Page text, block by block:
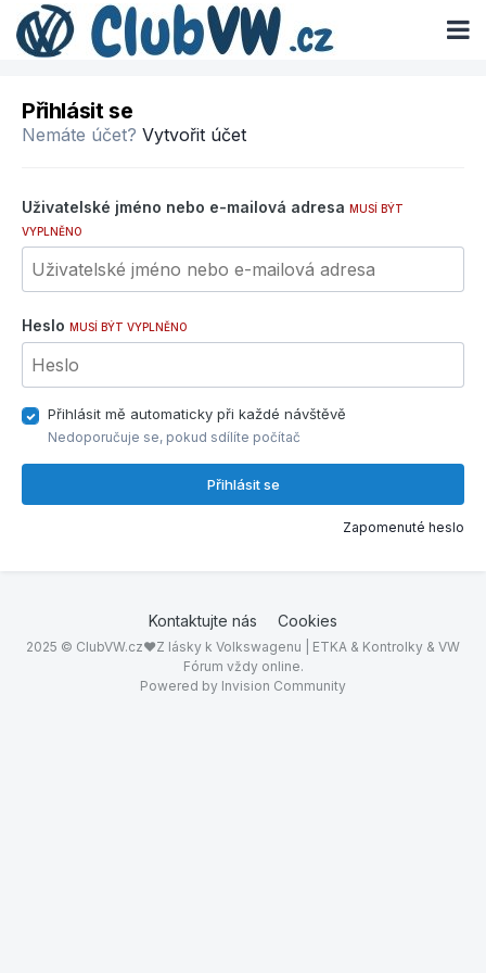
Přihlásit se
Nemáte účet? Vytvořit účet
Uživatelské jméno nebo e-mailová adresa MUSÍ BÝT
VYPLNĚNO
Heslo MUSÍ BÝT VYPLNĚNO
Přihlásit mě automaticky při každé návštěvě
Nedoporučuje se, pokud sdílíte počítač
Přihlásit se
Zapomenuté heslo
Kontaktujte nás Cookies
2025 © ClubVW.cz❤Z lásky k Volkswagenu | ETKA & Kontrolky & VW
Fórum vždy online.
Powered by Invision Community